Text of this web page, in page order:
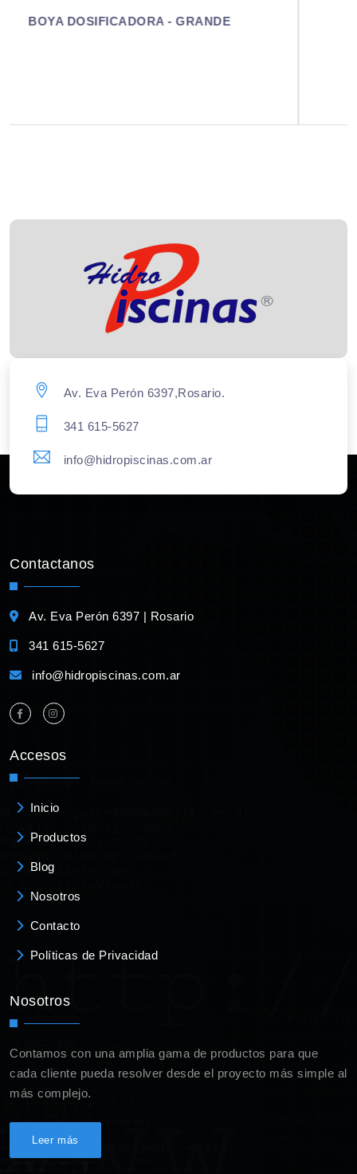
BOYA DOSIFICADORA - MINI
Av. Eva Perón 6397,Rosario.
341 615-5627
info@hidropiscinas.com.ar
Contactanos
Av. Eva Perón 6397 | Rosario
341 615-5627
info@hidropiscinas.com.ar
Accesos
Inicio
Productos
Blog
Nosotros
Contacto
Políticas de Privacidad
Nosotros
Contamos con una amplia gama de productos para que
cada cliente pueda resolver desde el proyecto más simple al
más complejo.
Leer más